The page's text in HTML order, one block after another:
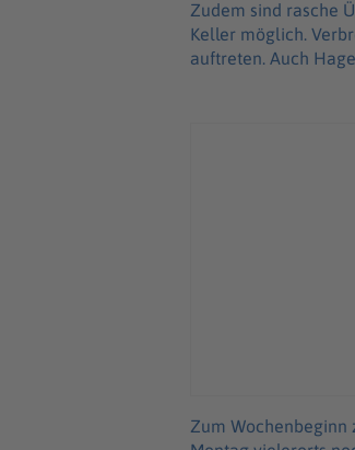
Zudem sind rasche
Keller möglich.
auftreten. Auch
Zum Wochenbeginn